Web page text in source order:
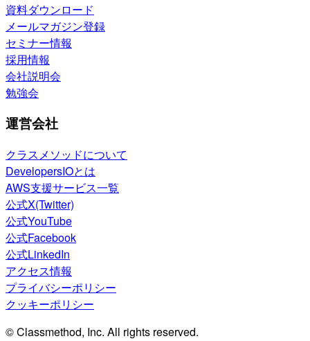
資料ダウンロード
メールマガジン登録
セミナー情報
採用情報
会社説明会
勉強会
運営会社
クラスメソッドについて
DevelopersIOとは
AWS支援サービス一覧
公式X(Twitter)
公式YouTube
公式Facebook
公式LinkedIn
アクセス情報
プライバシーポリシー
クッキーポリシー
© Classmethod, Inc. All rights reserved.